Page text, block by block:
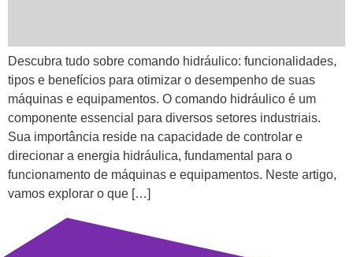
Descubra tudo sobre comando hidráulico: funcionalidades,
tipos e benefícios para otimizar o desempenho de suas
máquinas e equipamentos. O comando hidráulico é um
componente essencial para diversos setores industriais.
Sua importância reside na capacidade de controlar e
direcionar a energia hidráulica, fundamental para o
funcionamento de máquinas e equipamentos. Neste artigo,
vamos explorar o que […]